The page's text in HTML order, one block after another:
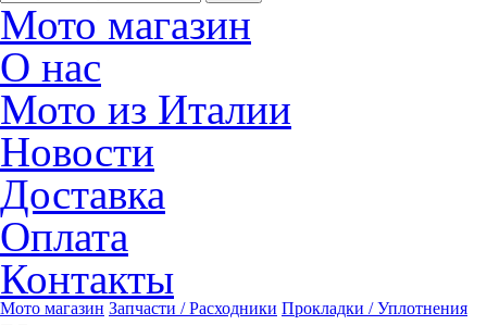
Мото магазин
О нас
Мото из Италии
Новости
Доставка
Оплата
Контакты
Мото магазин Запчасти / Расходники Прокладки / Уплотнения